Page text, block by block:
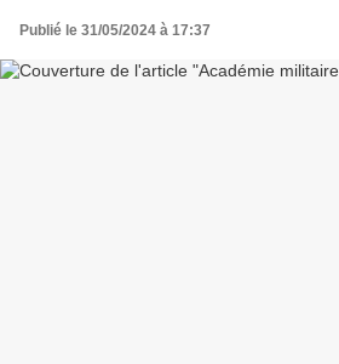
Publié le 31/05/2024 à 17:37